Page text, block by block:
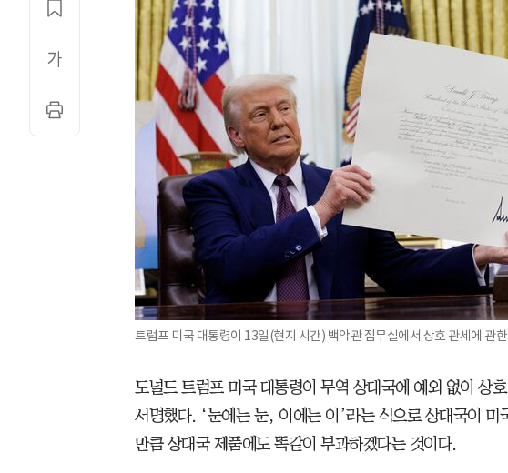
트럼프 미국 대통령이 13일(현지 시간) 백악관 집무실에서 상호 관세에 관
도널드 트럼프 미국 대통령이 무역 상대국에 예외 없이 상
서명했다. ‘눈에는 눈, 이에는 이’라는 식으로 상대국이 미
만큼 상대국 제품에도 똑같이 부과하겠다는 것이다.